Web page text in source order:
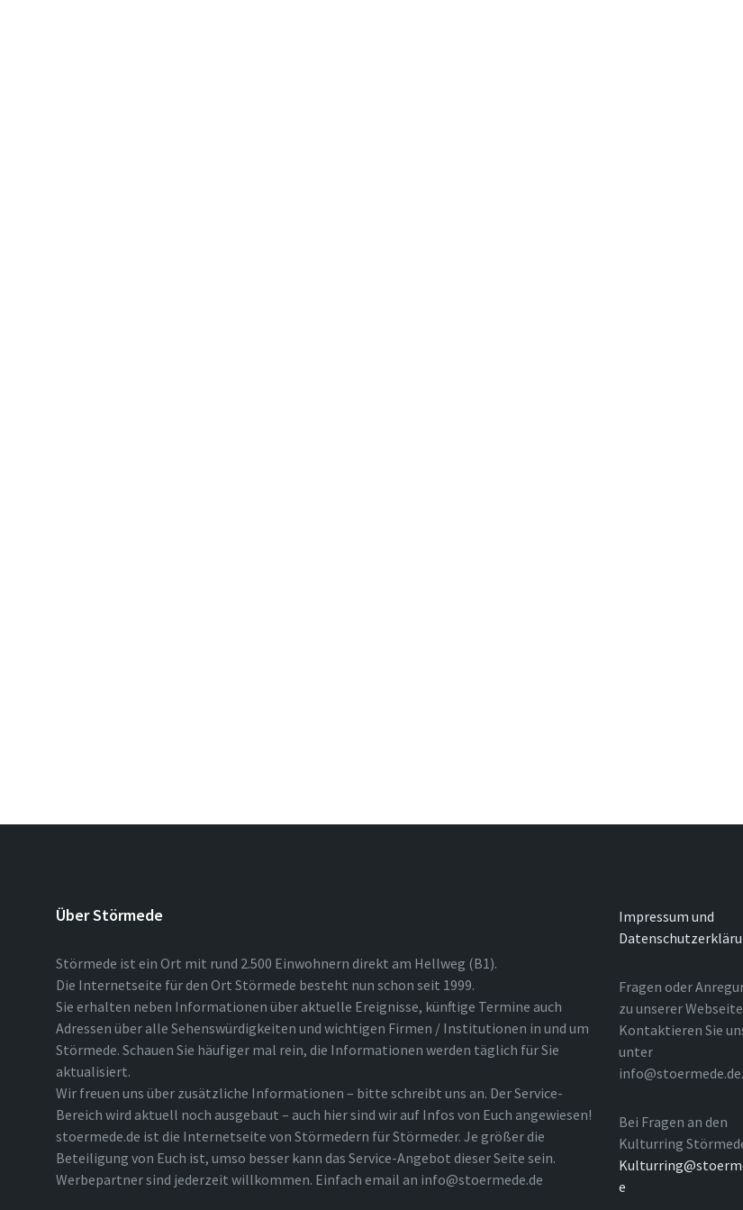
Über Störmede
Störmede ist ein Ort mit rund 2.500 Einwohnern direkt am Hellweg (B1).
Die Internetseite für den Ort Störmede besteht nun schon seit 1999.
Sie erhalten neben Informationen über aktuelle Ereignisse, künftige Termine auch
Adressen über alle Sehenswürdigkeiten und wichtigen Firmen / Institutionen in und um
Störmede. Schauen Sie häufiger mal rein, die Informationen werden täglich für Sie
aktualisiert.
Wir freuen uns über zusätzliche Informationen – bitte schreibt uns an. Der Service-
Bereich wird aktuell noch ausgebaut – auch hier sind wir auf Infos von Euch angewiesen!
stoermede.de ist die Internetseite von Störmedern für Störmeder. Je größer die
Beteiligung von Euch ist, umso besser kann das Service-Angebot dieser Seite sein.
Werbepartner sind jederzeit willkommen. Einfach email an info@stoermede.de
Impressum und
Fragen oder
zu unserer
Kontaktieren Sie
unter
info@stoermede.de.
Bei Fragen an den
Kulturring
e